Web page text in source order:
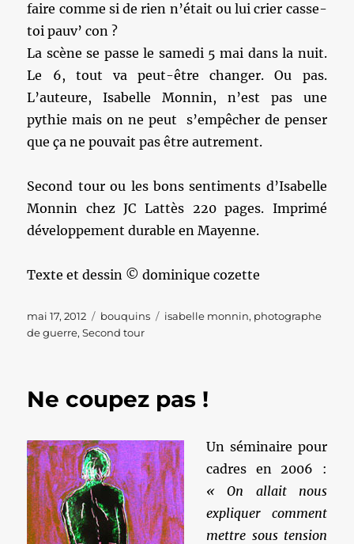
faire comme si de rien n’était ou lui crier casse-
toi pauv’ con ?
La scène se passe le samedi 5 mai dans la nuit.
Le 6, tout va peut-être changer. Ou pas.
L’auteure, Isabelle Monnin, n’est pas une
pythie mais on ne peut s’empêcher de penser
que ça ne pouvait pas être autrement.
Second tour ou les bons sentiments d’Isabelle
Monnin chez JC Lattès 220 pages. Imprimé
développement durable en Mayenne.
Texte et dessin © dominique cozette
Publié
le
mai 17, 2012 Catégories
bouquins Étiquettes
isabelle monnin, photographe
de guerre,Second tour
Ne coupez pas !
Un séminaire pour
cadres en 2006 :
« On allait nous
expliquer comment
mettre sous tension